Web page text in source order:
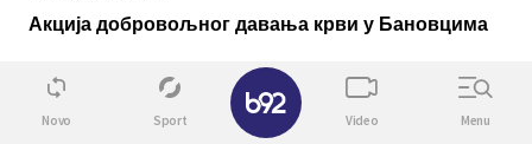
Акција добровољног давања крви у Бановцима
Novo Sport Video Menu
✕